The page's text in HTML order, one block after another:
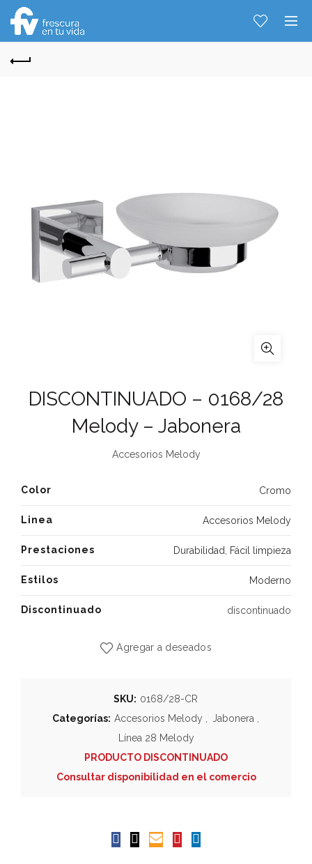
DISCONTINUADO – 0168/28
Melody – Jabonera
Accesorios Melody
Color Cromo
Linea Accesorios Melody
Prestaciones Durabilidad Fácil limpieza
Estilos Moderno
Discontinuado discontinuado
Agregar a deseados
SKU: 0168/28-CR
Categorías: Accesorios Melody Jabonera
Línea 28 Melody
PRODUCTO DISCONTINUADO
Consultar disponibilidad en el comercio
Solo tenes que decirme: Hola